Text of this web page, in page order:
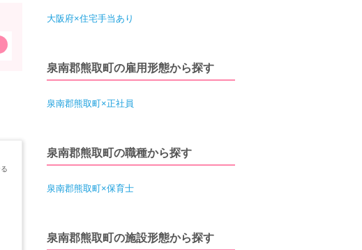
大阪府×住宅手当あり
泉南郡熊取町の雇用形態から探す
泉南郡熊取町×正社員
泉南郡熊取町の職種から探す
泉南郡熊取町×保育士
泉南郡熊取町の施設形態から探す